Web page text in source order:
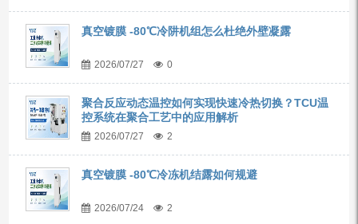
真空镀膜 -80℃冷阱机组怎么杜绝外壁凝露
2026/07/27 0
聚合反应动态温控如何实现快速冷热切换？TCU温
控系统在聚合工艺中的应用解析
2026/07/27 2
真空镀膜 -80℃冷冻机结露如何规避
2026/07/24 2